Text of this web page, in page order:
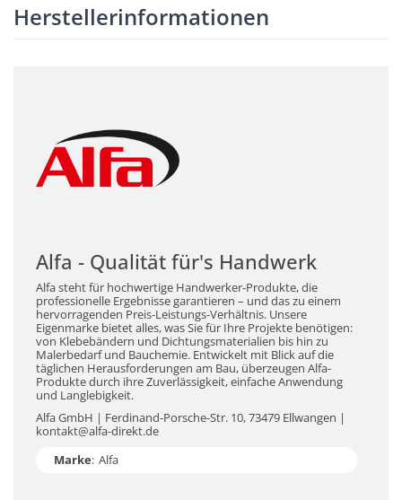
Herstellerinformationen
Alfa - Qualität für's Handwerk
Alfa steht für hochwertige Handwerker-Produkte, die
professionelle Ergebnisse garantieren – und das zu einem
hervorragenden Preis-Leistungs-Verhältnis. Unsere
Eigenmarke bietet alles, was Sie für Ihre Projekte benötigen:
von Klebebändern und Dichtungsmaterialien bis hin zu
Malerbedarf und Bauchemie. Entwickelt mit Blick auf die
täglichen Herausforderungen am Bau, überzeugen Alfa-
Produkte durch ihre Zuverlässigkeit, einfache Anwendung
und Langlebigkeit.
Alfa GmbH | Ferdinand-Porsche-Str. 10, 73479 Ellwangen |
kontakt@alfa-direkt.de
Marke: Alfa